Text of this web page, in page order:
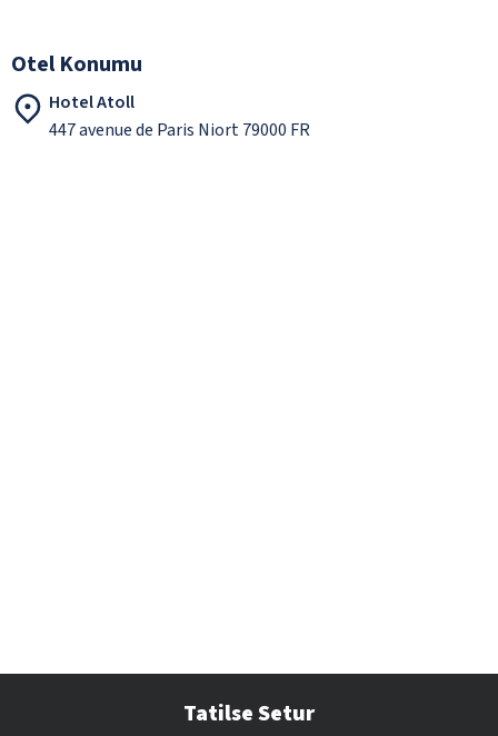
Otel Konumu
Hotel Atoll
447 avenue de Paris Niort 79000 FR
Tatilse Setur